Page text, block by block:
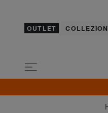
OUTLET